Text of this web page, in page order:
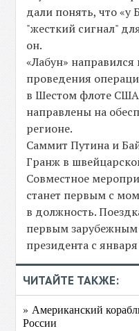
дали понять, что «у
"жесткий сигнал"
он.
«Лабун»
проведения
в Шестом флоте
направлены на
регионе.
Саммит Путина и
Гранж в
Совместное
станет первым с
в должность.
первым зарубежным
президента с
ЧИТАЙТЕ ТАКЖЕ:
» Американский
России